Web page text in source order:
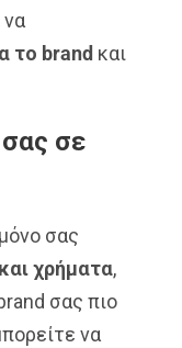
να
το brand και
σε
σας
χρήματα,
σας πιο
να